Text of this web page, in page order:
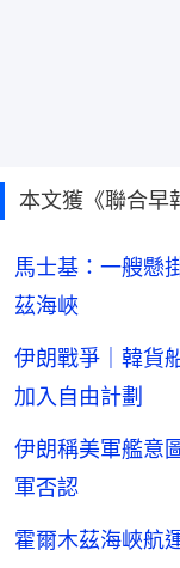
本文獲《聯合早
馬士基：一艘懸
茲海峽
伊朗戰爭｜韓貨
加入自由計劃
伊朗稱美軍艦意
軍否認
霍爾木茲海峽航